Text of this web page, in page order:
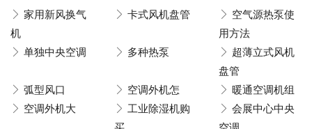
家用新风换气
机
卡式风机盘管
空气源热泵使
用方法
单独中央空调
多种热泵
超薄立式风机
盘管
弧型风口
空调外机怎
暖通空调机组
空调外机大
工业除湿机购
会展中心中央